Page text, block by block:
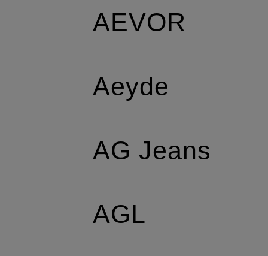
AEVOR
Aeyde
AG Jeans
AGL